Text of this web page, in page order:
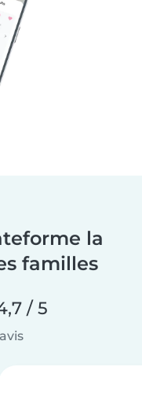
la
familles
/ 5